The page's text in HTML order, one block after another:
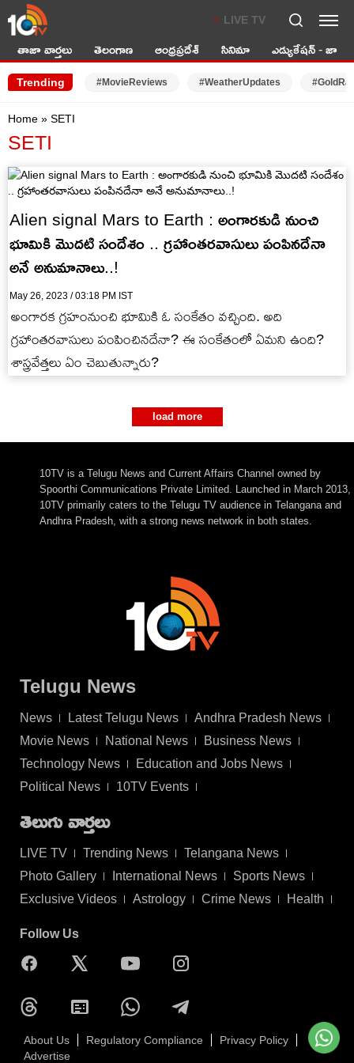
LIVE TV
తాజా వార్తలు తెలంగాణ ఆంధ్రప్రదేశ్ సినిమా ఎడ్యుకేషన్ - జాబ్స్
Trending #MovieReviews #WeatherUpdates
Home » SETI
SETI
Alien signal Mars to Earth : అంగారకుడి నుంచి
భూమికి మొదటి సందేశం .. గ్రహాంతరవాసులు పంపినదేనా
అనే అనుమానాలు..!
May 26, 2023 / 03:18 PM IST
అంగారక గ్రహంనుంచి భూమికి ఓ సంకేతం వచ్చింది. అది
గ్రహాంతరవాసులు పంపించినదేనా? ఈ సంకేతంలో ఏమని ఉంది?
శాస్త్రవేత్తలు ఏం చెబుతున్నారు?
load more
10TV is a Telugu News and Current Affairs Channel owned by
Spoorthi Communications Private Limited. Launched in March 2013,
10TV primarily caters to the Telugu TV audience in Telangana and
Andhra Pradesh, with a strong news network in both states.
Telugu News
News Latest Telugu News
Andhra Pradesh News
Movie News
National News
Business News
Technology News
Education and Jobs News
Political News
10TV Events
తెలుగు వార్తలు
LIVE TV Trending News
Telangana News
Photo Gallery
International News
Sports News
Exclusive Videos
Astrology Crime News Health
Follow Us
About Us Regulatory Compliance
Privacy Policy
Advertise